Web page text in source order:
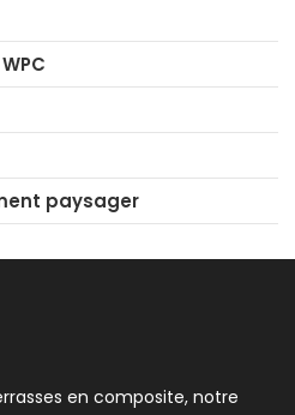
paysager
en composite, notre